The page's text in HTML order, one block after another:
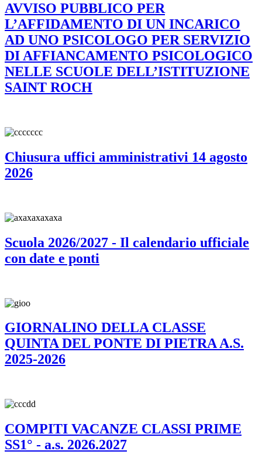
AVVISO PUBBLICO PER
L’AFFIDAMENTO DI UN INCARICO
AD UNO PSICOLOGO PER SERVIZIO
DI AFFIANCAMENTO PSICOLOGICO
NELLE SCUOLE DELL’ISTITUZIONE
SAINT ROCH
Chiusura uffici amministrativi 14 agosto
2026
Scuola 2026/2027 - Il calendario ufficiale
con date e ponti
GIORNALINO DELLA CLASSE
QUINTA DEL PONTE DI PIETRA A.S.
2025-2026
COMPITI VACANZE CLASSI PRIME
SS1° - a.s. 2026.2027